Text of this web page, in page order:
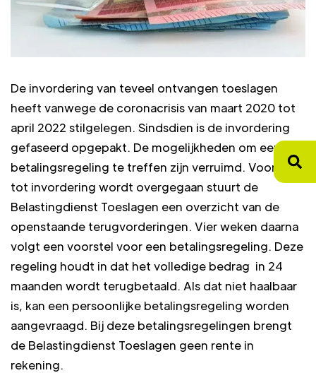
De invordering van teveel ontvangen toeslagen
heeft vanwege de coronacrisis van maart 2020 tot
april 2022 stilgelegen. Sindsdien is de invordering
gefaseerd opgepakt. De mogelijkheden om een
betalingsregeling te treffen zijn verruimd. Voordat
tot invordering wordt overgegaan stuurt de
Belastingdienst Toeslagen een overzicht van de
openstaande terugvorderingen. Vier weken daarna
volgt een voorstel voor een betalingsregeling. Deze
regeling houdt in dat het volledige bedrag in 24
maanden wordt terugbetaald. Als dat niet haalbaar
is, kan een persoonlijke betalingsregeling worden
aangevraagd. Bij deze betalingsregelingen brengt
de Belastingdienst Toeslagen geen rente in
rekening.